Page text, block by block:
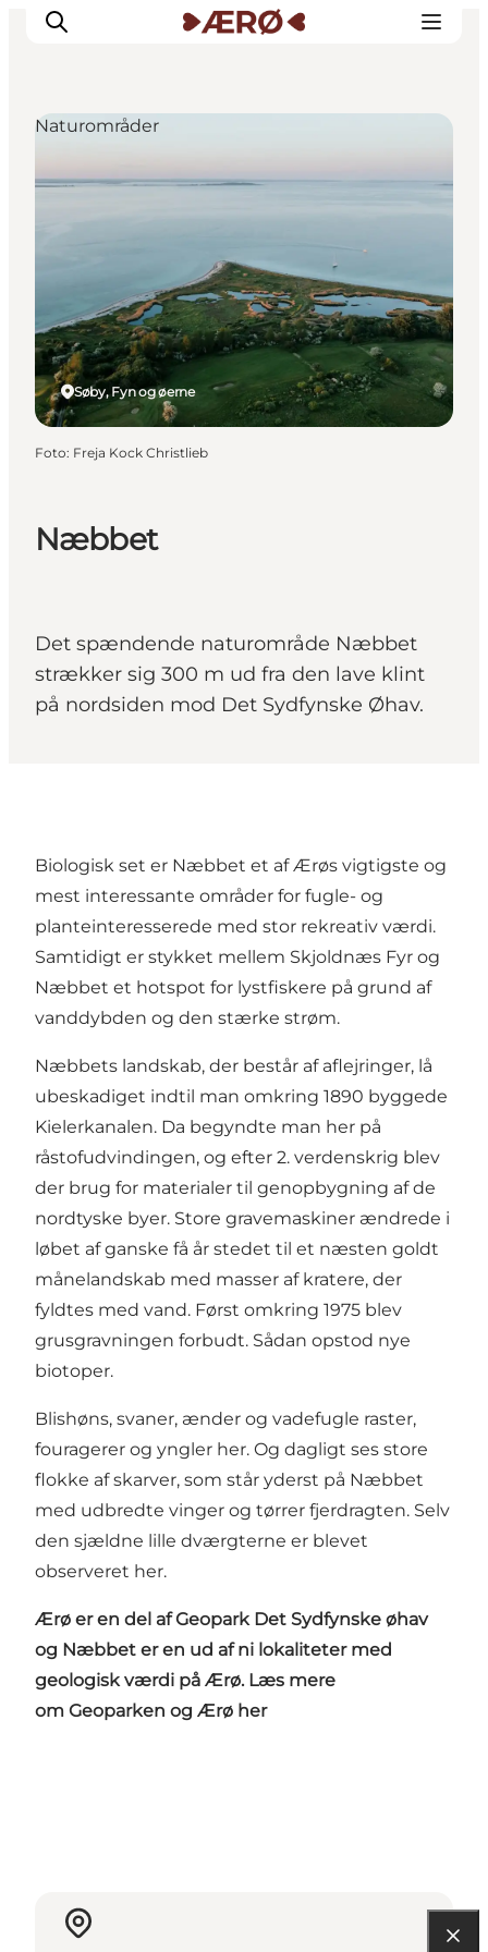
Overnatning
Spisesteder
Planlæg ferien
Næbbet
Det spændende naturområde Næbbet
strækker sig 300 m ud fra den lave klint
på nordsiden mod Det Sydfynske Øhav.
Søby, Fyn og øerne
Naturområder
Foto: Freja Kock Christlieb
Biologisk set er Næbbet et af Ærøs vigtigste og
mest interessante områder for fugle- og
planteinteresserede med stor rekreativ værdi.
Samtidigt er stykket mellem Skjoldnæs Fyr og
Næbbet et hotspot for lystfiskere på grund af
vanddybden og den stærke strøm.
Næbbets landskab, der består af aflejringer, lå
ubeskadiget indtil man omkring 1890 byggede
Kielerkanalen. Da begyndte man her på
råstofudvindingen, og efter 2. verdenskrig blev
der brug for materialer til genopbygning af de
nordtyske byer. Store gravemaskiner ændrede i
løbet af ganske få år stedet til et næsten goldt
månelandskab med masser af kratere, der
fyldtes med vand. Først omkring 1975 blev
grusgravningen forbudt. Sådan opstod nye
biotoper.
Blishøns, svaner, ænder og vadefugle raster,
fouragerer og yngler her. Og dagligt ses store
flokke af skarver, som står yderst på Næbbet
med udbredte vinger og tørrer fjerdragten. Selv
den sjældne lille dværgterne er blevet
observeret her.
Ærø er en del af Geopark Det Sydfynske øhav
og Næbbet er en ud af ni lokaliteter med
geologisk værdi på Ærø. Læs mere
om Geoparken og Ærø her